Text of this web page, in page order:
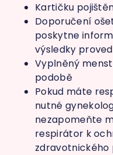
Kartičku
Doporučení
poskytne
výsledky
Vyplněný
podobě
Pokud máte
nutné
nezapomeňte
respirátor k
zdravotnického